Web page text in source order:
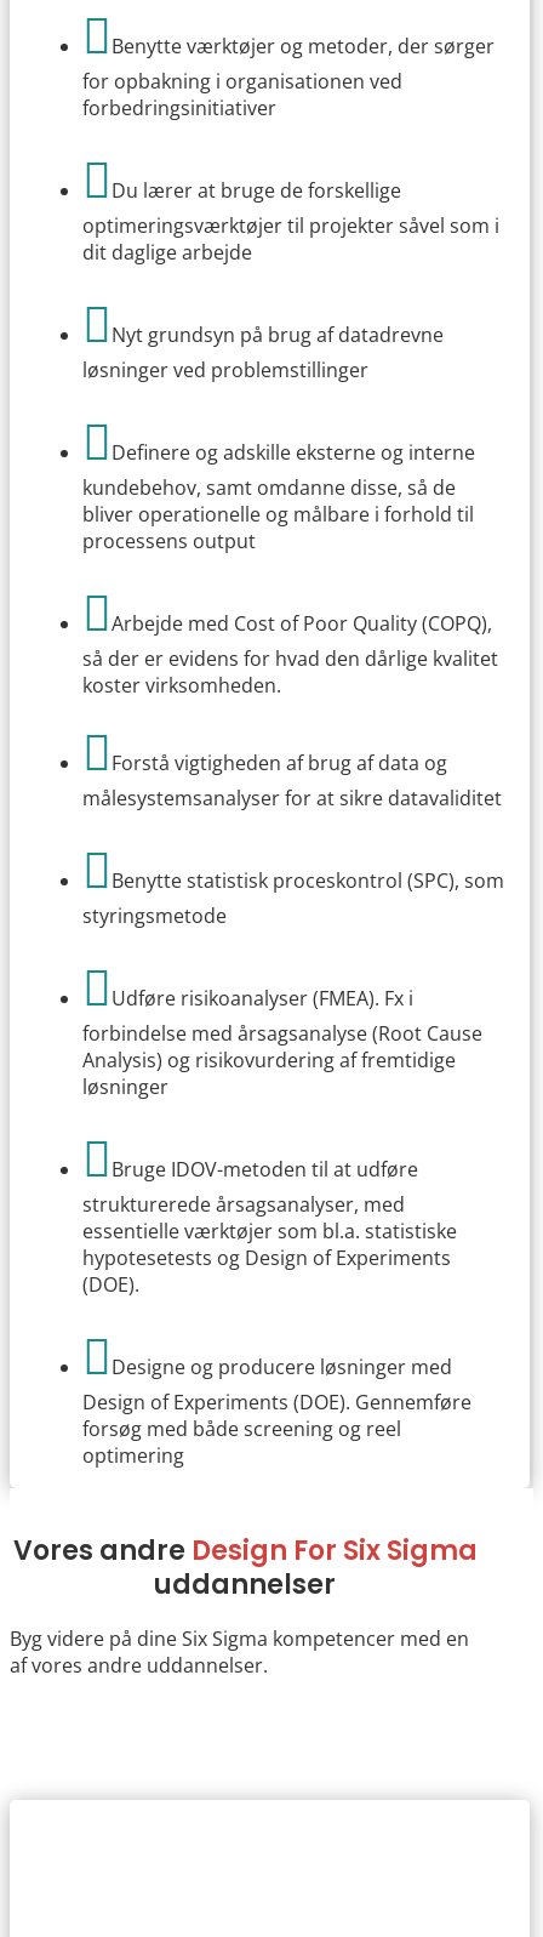
Benytte værktøjer og metoder, der sørger
for opbakning i organisationen ved
forbedringsinitiativer
Du lærer at bruge de forskellige
optimeringsværktøjer til projekter såvel som i
dit daglige arbejde
Nyt grundsyn på brug af datadrevne
løsninger ved problemstillinger
Definere og adskille eksterne og interne
kundebehov, samt omdanne disse, så de
bliver operationelle og målbare i forhold til
processens output
Arbejde med Cost of Poor Quality (COPQ),
så der er evidens for hvad den dårlige kvalitet
koster virksomheden.
Forstå vigtigheden af brug af data og
målesystemsanalyser for at sikre datavaliditet
Benytte statistisk proceskontrol (SPC), som
styringsmetode
Udføre risikoanalyser (FMEA). Fx i
forbindelse med årsagsanalyse (Root Cause
Analysis) og risikovurdering af fremtidige
løsninger
Bruge IDOV-metoden til at udføre
strukturerede årsagsanalyser, med
essentielle værktøjer som bl.a. statistiske
hypotesetests og Design of Experiments
(DOE).
Designe og producere løsninger med
Design of Experiments (DOE). Gennemføre
forsøg med både screening og reel
optimering
Vores andre Design For Six Sigma
uddannelser
Byg videre på dine Six Sigma kompetencer med en
af vores andre uddannelser.